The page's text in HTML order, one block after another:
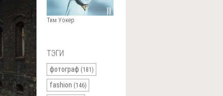
Тим Уокер
ТЭГИ
фотограф (181)
fashion (146)